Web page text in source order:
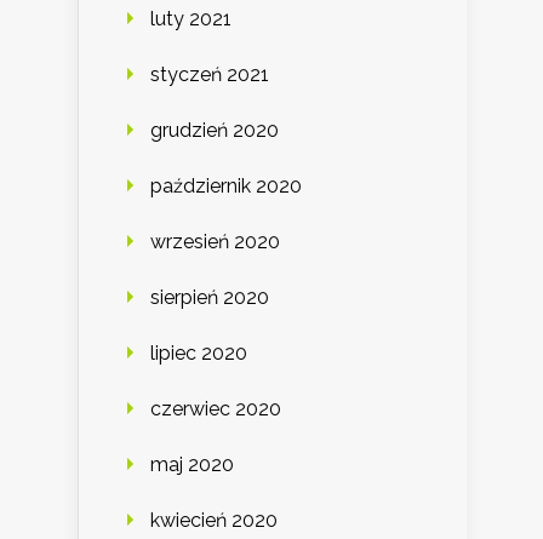
luty 2021
styczeń 2021
grudzień 2020
październik 2020
wrzesień 2020
sierpień 2020
lipiec 2020
czerwiec 2020
maj 2020
kwiecień 2020